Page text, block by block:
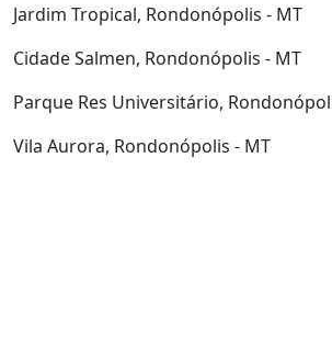
Jardim Tropical, Rondonópolis - MT
Cidade Salmen, Rondonópolis - MT
Parque Res Universitário,
Vila Aurora, Rondonópolis - MT